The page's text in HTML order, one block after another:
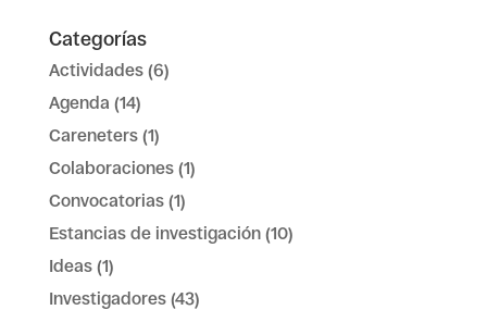
Categorías
Actividades(6)
Agenda (14)
Careneters(1)
Colaboraciones(1)
Convocatorias(1)
Estancias de investigación(10)
Ideas(1)
Investigadores(43)